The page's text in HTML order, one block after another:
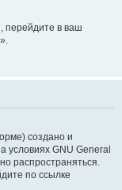
перейдите в ваш
создано и
условиях GNU General
распространяться.
по ссылке